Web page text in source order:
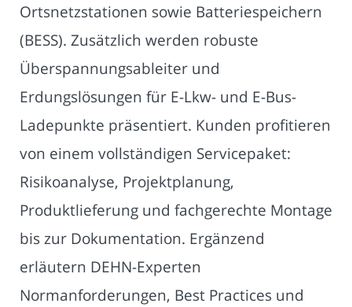
Ortsnetzstationen sowie Batteriespeichern
(BESS). Zusätzlich werden robuste
Überspannungsableiter und
Erdungslösungen für E-Lkw- und E-Bus-
Ladepunkte präsentiert. Kunden profitieren
von einem vollständigen Servicepaket:
Risikoanalyse, Projektplanung,
Produktlieferung und fachgerechte Montage
bis zur Dokumentation. Ergänzend
erläutern DEHN-Experten
Normanforderungen, Best Practices und